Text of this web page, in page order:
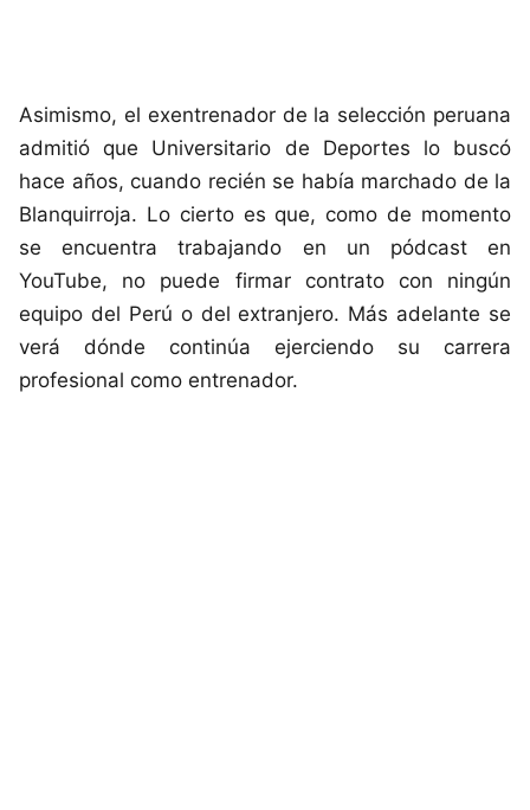
Asimismo, el exentrenador de la selección peruana
admitió que Universitario de Deportes lo buscó
hace años, cuando recién se había marchado de la
Blanquirroja. Lo cierto es que, como de momento
se encuentra trabajando en un pódcast en
YouTube, no puede firmar contrato con ningún
equipo del Perú o del extranjero. Más adelante se
verá dónde continúa ejerciendo su carrera
profesional como entrenador.